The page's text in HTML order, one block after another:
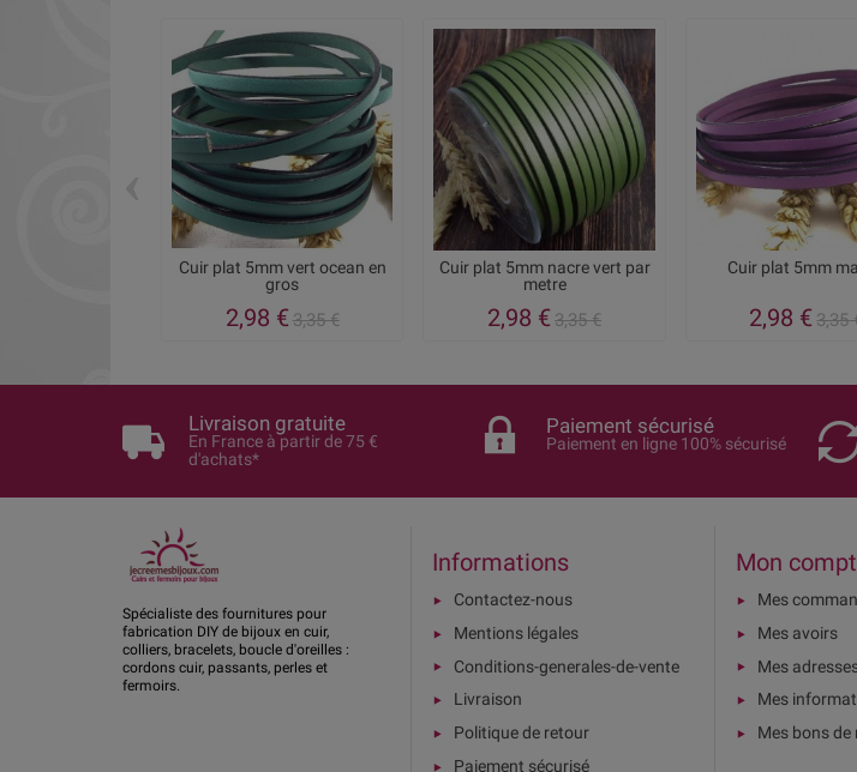
Cuir plat 5mm vert ocean en
gros
2,98 €3,35 €
Cuir plat 5mm nacre vert par
metre
2,98 €3,35 €
Cuir plat 5mm
2,98 € 3,35
Livraison gratuite
En France à partir de 75 €
d'achats*
Paiement sécurisé
Paiement en ligne 100% sécurisé
Spécialiste des fournitures pour
fabrication DIY de bijoux en cuir,
colliers, bracelets, boucle d'oreilles :
cordons cuir, passants, perles et
fermoirs.
Informations
Contactez-nous
Mentions légales
Conditions-generales-de-vente
Livraison
Politique de retour
Paiement sécurisé
Mon
Mes
Mes avoirs
Mes
Mes
Mes bons de